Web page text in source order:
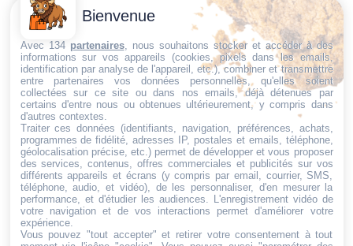
Trouvez ce qu'il vous faut,
au bon endroit
Conditions
générales
de vente
Politique de
cookies
Politique de
confidentialité
Mentions
légales
Conditions de
retour et de
remboursement
Droit de
Contactez-
Nous
Email:
dt@sasbms.fr
Bienvenue
Avec 134 partenaires, nous souhaitons stocker et accéder à des
informations sur vos appareils (cookies, pixels dans les emails,
identification par analyse de l'appareil, etc.), combiner et transmettre
entre partenaires vos données personnelles, qu'elles soient
collectées sur ce site ou dans nos emails, déjà détenues par
certains d'entre nous ou obtenues ultérieurement, y compris dans
d'autres contextes.
Traiter ces données (identifiants, navigation, préférences, achats,
programmes de fidélité, adresses IP, postales et emails, téléphone,
géolocalisation précise, etc.) permet de développer et vous proposer
des services, contenus, offres commerciales et publicités sur vos
différents appareils et écrans (y compris par email, courrier, SMS,
téléphone, audio, et vidéo), de les personnaliser, d'en mesurer la
performance, et d'étudier les audiences. L'enregistrement vidéo de
votre navigation et de vos interactions permet d'améliorer votre
expérience.
Vous pouvez "tout accepter" et retirer votre consentement à tout